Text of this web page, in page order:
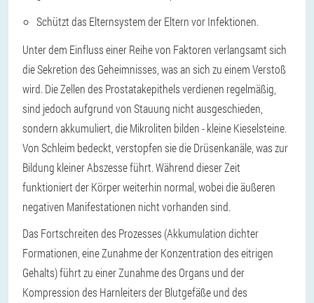
Schützt das Elternsystem der Eltern vor Infektionen.
Unter dem Einfluss einer Reihe von Faktoren verlangsamt sich
die Sekretion des Geheimnisses, was an sich zu einem Verstoß
wird. Die Zellen des Prostatakepithels verdienen regelmäßig,
sind jedoch aufgrund von Stauung nicht ausgeschieden,
sondern akkumuliert, die Mikroliten bilden - kleine Kieselsteine.
Von Schleim bedeckt, verstopfen sie die Drüsenkanäle, was zur
Bildung kleiner Abszesse führt. Während dieser Zeit
funktioniert der Körper weiterhin normal, wobei die äußeren
negativen Manifestationen nicht vorhanden sind.
Das Fortschreiten des Prozesses (Akkumulation dichter
Formationen, eine Zunahme der Konzentration des eitrigen
Gehalts) führt zu einer Zunahme des Organs und der
Kompression des Harnleiters der Blutgefäße und des